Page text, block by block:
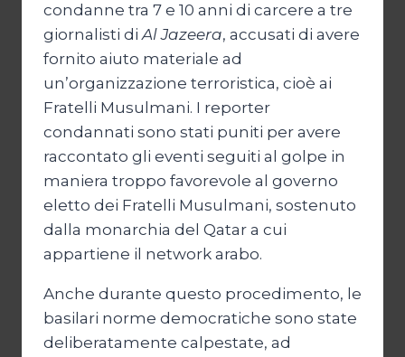
condanne tra 7 e 10 anni di carcere a tre
giornalisti diAl Jazeera, accusati di avere
fornito aiuto materiale ad
un’organizzazione terroristica, cioè ai
Fratelli Musulmani. I reporter
condannati sono stati puniti per avere
raccontato gli eventi seguiti al golpe in
maniera troppo favorevole al governo
eletto dei Fratelli Musulmani, sostenuto
dalla monarchia del Qatar a cui
appartiene il network arabo.
Anche durante questo procedimento, le
basilari norme democratiche sono state
deliberatamente calpestate, ad